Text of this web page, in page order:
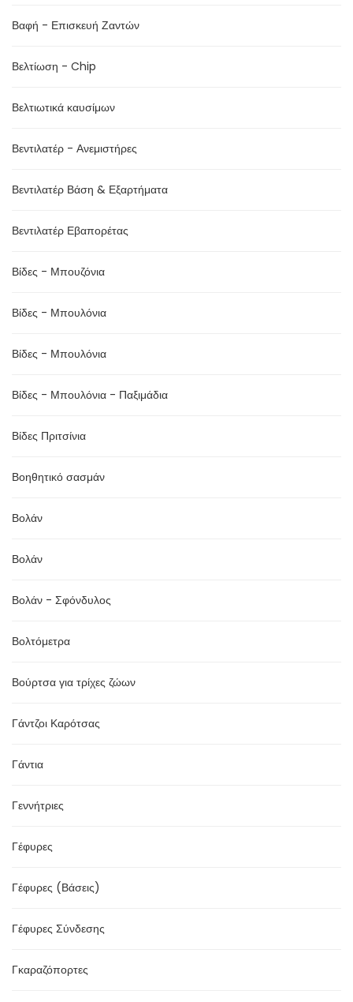
Βαφή - Επισκευή Ζαντών
Βελτίωση - Chip
Βελτιωτικά καυσίμων
Βεντιλατέρ - Ανεμιστήρες
Βεντιλατέρ Βάση & Εξαρτήματα
Βεντιλατέρ Εβαπορέτας
Βίδες - Μπουζόνια
Βίδες - Μπουλόνια
Βίδες - Μπουλόνια
Βίδες - Μπουλόνια - Παξιμάδια
Βίδες Πριτσίνια
Βοηθητικό σασμάν
Βολάν
Βολάν
Βολάν - Σφόνδυλος
Βολτόμετρα
Βούρτσα για τρίχες ζώων
Γάντζοι Καρότσας
Γάντια
Γεννήτριες
Γέφυρες
Γέφυρες (Βάσεις)
Γέφυρες Σύνδεσης
Γκαραζόπορτες